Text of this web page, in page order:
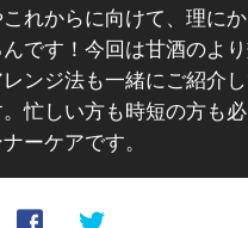
れからに向けて、理に
です！今回は甘酒のよ
ンジ法も一緒にご紹介
忙しい方も時短の方も
ーケアです。